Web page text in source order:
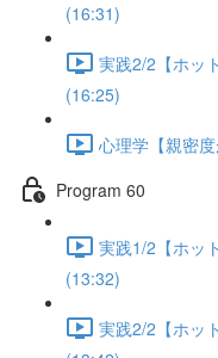
(16:31)
実践2/2【ホッ
(16:25)
心理学【親密
Program 60
実践1/2【ホッ
(13:32)
実践2/2【ホッ